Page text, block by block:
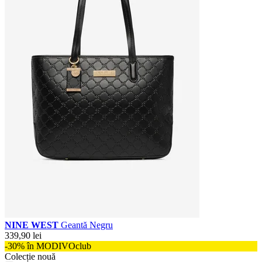
NINE WEST Geantă Negru
339,90 lei
-30% în MODIVOclub
Colecție nouă